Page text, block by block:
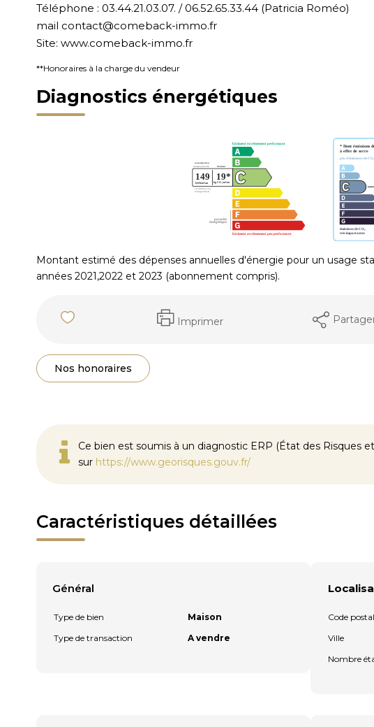
Téléphone : 03.44.21.03.07. / 06.52.65.33.44 (Patricia Roméo)
mail contact@comeback-immo.fr
Site: www.comeback-immo.fr
**Honoraires à la charge du vendeur
Diagnostics énergétiques
Montant estimé des dépenses annuelles d'énergie pour un usage
années 2021,2022 et 2023 (abonnement compris).
Imprimer
Nos honoraires
Ce bien est soumis à un diagnostic ERP (État des Risques
sur https://www.georisques.gouv.fr/
Caractéristiques détaillées
Général
Type de bien
Maison
Type de transaction
A vendre
Code postal
Ville
Nombre